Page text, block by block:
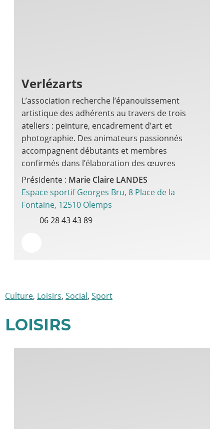
Verlézarts
L’association recherche l’épanouissement
artistique des adhérents au travers de trois
ateliers : peinture, encadrement d’art et
photographie. Des animateurs passionnés
accompagnent débutants et membres
confirmés dans l’élaboration des œuvres
Présidente : Marie Claire LANDES
Espace sportif Georges Bru, 8 Place de la
Fontaine, 12510 Olemps
06 28 43 43 89
Culture, Loisirs, Social, Sport
LOISIRS